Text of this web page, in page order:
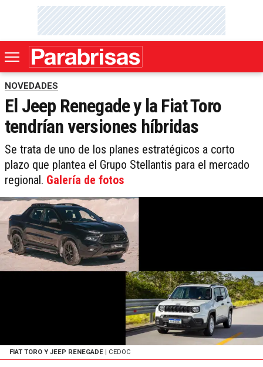
NOVEDADES
El Jeep Renegade y la Fiat Toro
tendrían versiones híbridas
Se trata de uno de los planes estratégicos a corto
plazo que plantea el Grupo Stellantis para el mercado
regional. Galería de fotos
FIAT TORO Y JEEP RENEGADE | CEDOC